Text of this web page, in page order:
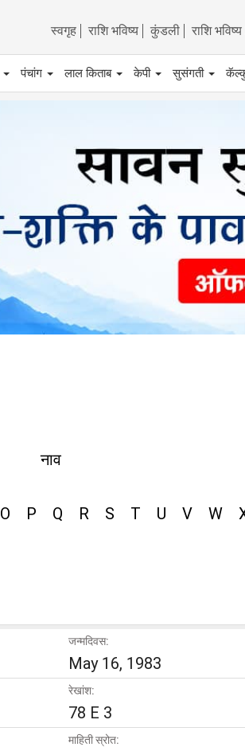
स्वगृह राशि भविष्य कुंडली राशि
पंचांग लाल किताब केपी सुसंगती
नाव
O P Q R S T U V W
जन्मदिवस:
May 16, 1983
रेखांश:
78 E 3
माहिती स्रोत: